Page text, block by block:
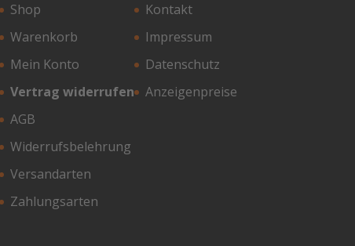
Shop
Warenkorb
Mein Konto
Vertrag widerrufen
AGB
Widerrufsbelehrung
Versandarten
Zahlungsarten
Kontakt
Impressum
Datenschutz
Anzeigenpreise